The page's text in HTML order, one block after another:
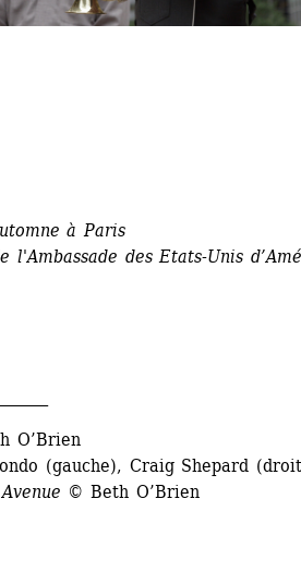
à Paris
l'Ambassade des Etats-Unis
O’Brien
(gauche), Craig Shepard
© Beth O’Brien